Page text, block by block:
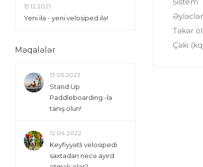
Əyləclər
Təkər
Çəki
15.12.2021
Yeni ilə - yeni velosiped ilə!
Məqalələr
13.05.2023
Stand Up
Paddleboarding -lə
tanış olun!
12.04.2022
Keyfiyyətli velosipedi
saxtadan necə ayırd